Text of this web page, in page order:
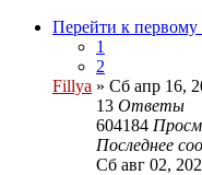
Перейти к
1
2
Fillya » Сб апр 16,
13 Ответы
604184
Последнее
Сб авг 02,